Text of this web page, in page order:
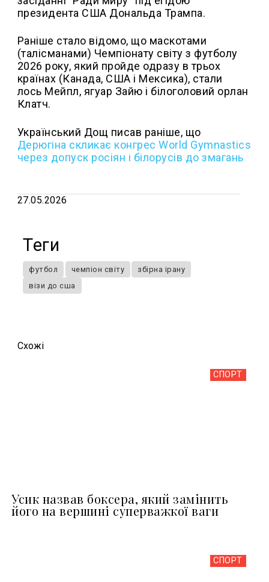
президента США Дональда Трампа.
Раніше стало відомо, що маскотами
(талісманами) Чемпіонату світу з футболу
2026 року, який пройде одразу в трьох
країнах (Канада, США і Мексика), стали
лось Мейпл, ягуар Зайю і білоголовий орлан
Клатч.
Український Дощ писав раніше, що
Дерюгіна скликає конгрес World Gymnastics
через допуск росіян і білорусів до змагань
27.05.2026
Теги
футбол чемпіон світу
збірна ірану
візи до сша
Схожi
СПОРТ
Усик назвав боксера, який замінить
його на вершині суперважкої ваги
СПОРТ